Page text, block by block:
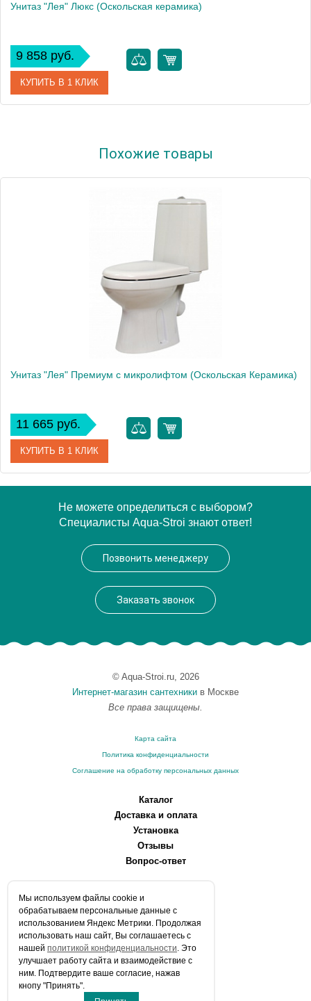
Унитаз "Лея" Люкс (Оскольская керамика)
9 858 руб.
КУПИТЬ В 1 КЛИК
Высота, см 80.0000
Похожие товары
Унитаз "Лея" Премиум с микролифтом (Оскольская Керамика)
11 665 руб.
КУПИТЬ В 1 КЛИК
41301130315
Производитель Оскольская керамика
Не можете определиться с выбором?
Специалисты Aqua-Stroi знают ответ!
Позвонить менеджеру
Заказать звонок
© Aqua-Stroi.ru, 2026
Интернет-магазин сантехники в Москве
Все права защищены.
Карта сайта
Политика конфиденциальности
Соглашение на обработку персональных данных
Каталог
Доставка и оплата
Установка
Отзывы
Вопрос-ответ
Сервисные центры
Контакты
Статьи
Телефоны:
Мы используем файлы сookie и
обрабатываем персональные данные с
использованием Яндекс Метрики. Продолжая
использовать наш сайт, Вы соглашаетесь с
нашей политикой конфиденциальности. Это
улучшает работу сайта и взаимодействие с
ним. Подтвердите ваше согласие, нажав
кнопу "Принять".